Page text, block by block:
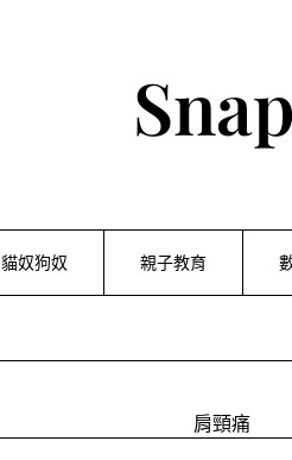
貓奴狗奴 親子教育